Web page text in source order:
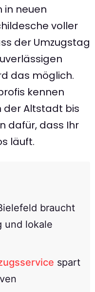
in neuen
voller
der Umzugstag
das möglich.
kennen
der Altstadt bis
dafür, dass Ihr
läuft.
braucht
und lokale
spart